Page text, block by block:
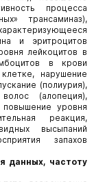
процесса
трансаминаз),
и эритроцитов
лейкоцитов в
в крови
нарушение
(полиурия),
(алопеция),
уровня
реакция,
высыпаний
запахов
данных, частоту